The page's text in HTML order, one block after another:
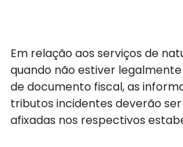
Em relação aos serviços de
quando não estiver
de documento fiscal, as
tributos incidentes deverão
afixadas nos respectivos